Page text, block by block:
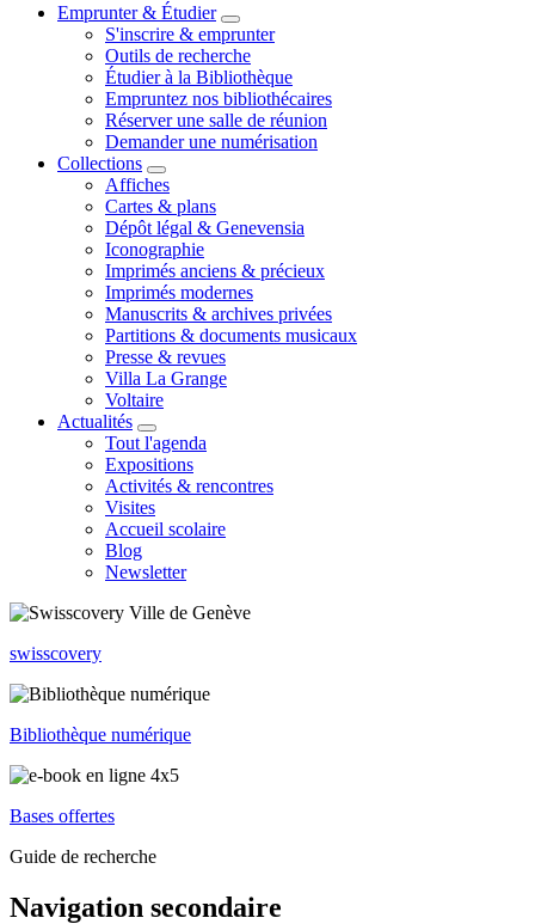
Emprunter & Étudier
S'inscrire & emprunter
Outils de recherche
Étudier à la Bibliothèque
Empruntez nos bibliothécaires
Réserver une salle de réunion
Demander une numérisation
Collections
Affiches
Cartes & plans
Dépôt légal & Genevensia
Iconographie
Imprimés anciens & précieux
Imprimés modernes
Manuscrits & archives privées
Partitions & documents musicaux
Presse & revues
Villa La Grange
Voltaire
Actualités
Tout l'agenda
Expositions
Activités & rencontres
Visites
Accueil scolaire
Blog
Newsletter
swisscovery
Bibliothèque numérique
Bases offertes
Guide de recherche
Navigation secondaire